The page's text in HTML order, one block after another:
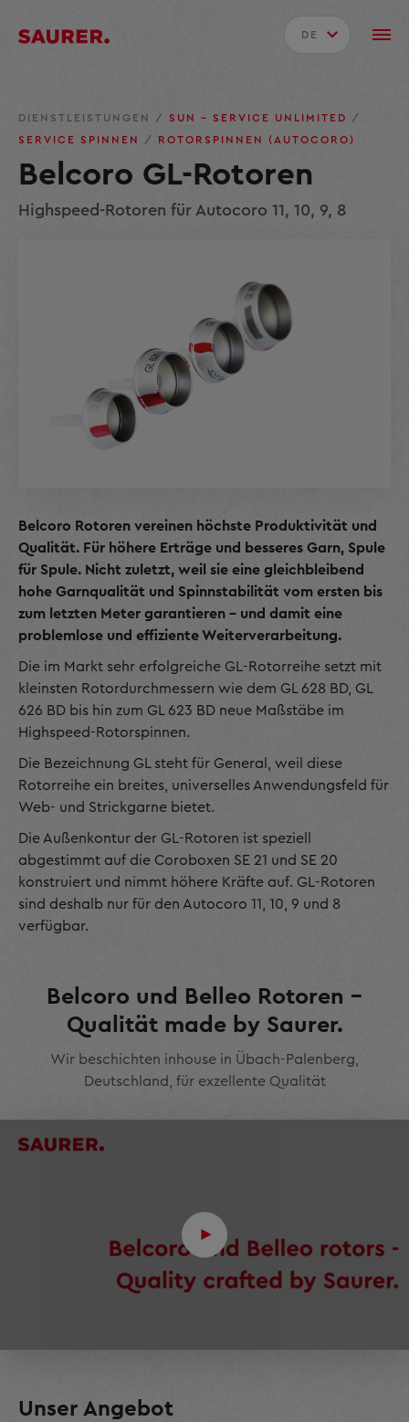
DE
DIENSTLEISTUNGEN / SUN – SERVICE UNLIMITED
/
SERVICE SPINNEN
/ ROTORSPINNEN (AUTOCORO)
Belcoro GL-Rotoren
Highspeed-Rotoren für Autocoro 11, 10, 9, 8
Belcoro Rotoren vereinen höchste Produktivität und
Qualität. Für höhere Erträge und besseres Garn, Spule
für Spule. Nicht zuletzt, weil sie eine gleichbleibend
hohe Garnqualität und Spinnstabilität vom ersten bis
zum letzten Meter garantieren – und damit eine
problemlose und effiziente Weiterverarbeitung.
Die im Markt sehr erfolgreiche GL-Rotorreihe setzt mit
kleinsten Rotordurchmessern wie dem GL 628 BD, GL
626 BD bis hin zum GL 623 BD neue Maßstäbe im
Highspeed-Rotorspinnen.
Die Bezeichnung GL steht für General, weil diese
Rotorreihe ein breites, universelles Anwendungsfeld für
Web- und Strickgarne bietet.
Die Außenkontur der GL-Rotoren ist speziell
abgestimmt auf die Coroboxen SE 21 und SE 20
konstruiert und nimmt höhere Kräfte auf. GL-Rotoren
sind deshalb nur für den Autocoro 11, 10, 9 und 8
verfügbar.
Belcoro und Belleo Rotoren –
Qualität made by Saurer.
Wir beschichten inhouse in Übach-Palenberg,
Deutschland, für exzellente Qualität
Unser Angebot